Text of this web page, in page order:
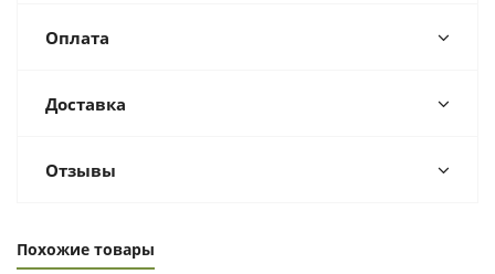
Оплата
Доставка
Отзывы
Похожие товары